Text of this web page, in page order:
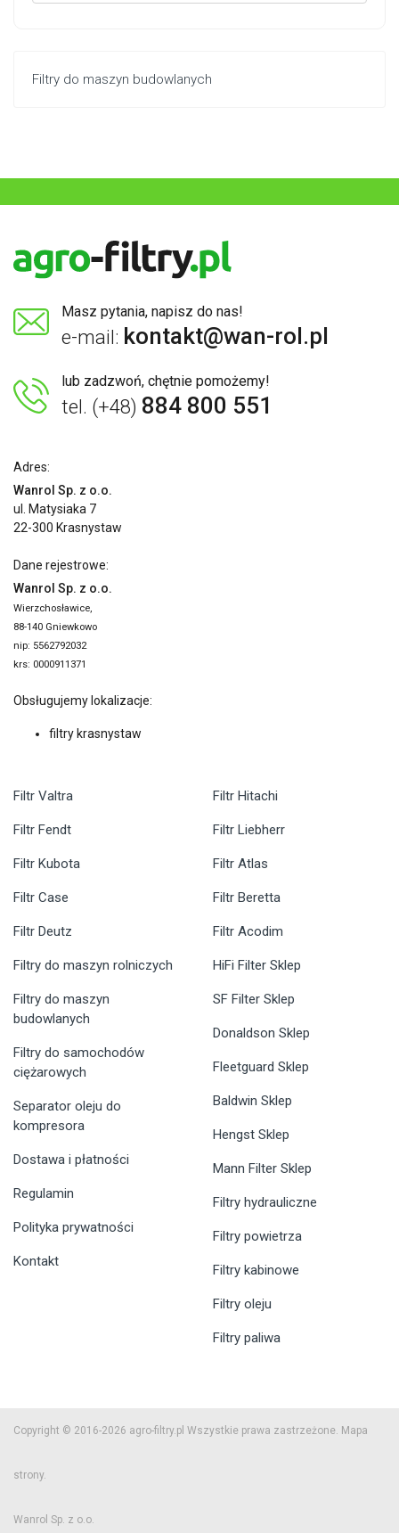
Filtry do maszyn budowlanych
Masz pytania, napisz do nas!
e-mail: kontakt@wan-rol.pl
lub zadzwoń, chętnie pomożemy!
tel. (+48) 884 800 551
Adres:
Wanrol Sp. z o.o.
ul. Matysiaka 7
22-300 Krasnystaw
Dane rejestrowe:
Wanrol Sp. z o.o.
Wierzchosławice,
88-140 Gniewkowo
nip: 5562792032
krs: 0000911371
Obsługujemy lokalizacje:
filtry krasnystaw
Filtr Valtra
Filtr Fendt
Filtr Kubota
Filtr Case
Filtr Deutz
Filtr Hitachi
Filtr Liebherr
Filtr Atlas
Filtr Beretta
Filtr Acodim
Filtry do maszyn rolniczych
Filtry do maszyn
budowlanych
Filtry do samochodów
ciężarowych
Separator oleju do
kompresora
Dostawa i płatności
Regulamin
Polityka prywatności
Kontakt
HiFi Filter Sklep
SF Filter Sklep
Donaldson Sklep
Fleetguard Sklep
Baldwin Sklep
Hengst Sklep
Mann Filter Sklep
Filtry hydrauliczne
Filtry powietrza
Filtry kabinowe
Filtry oleju
Filtry paliwa
Copyright © 2016-2026 agro-filtry.pl Wszystkie prawa zastrzeżone. Mapa
strony.
Wanrol Sp. z o.o.